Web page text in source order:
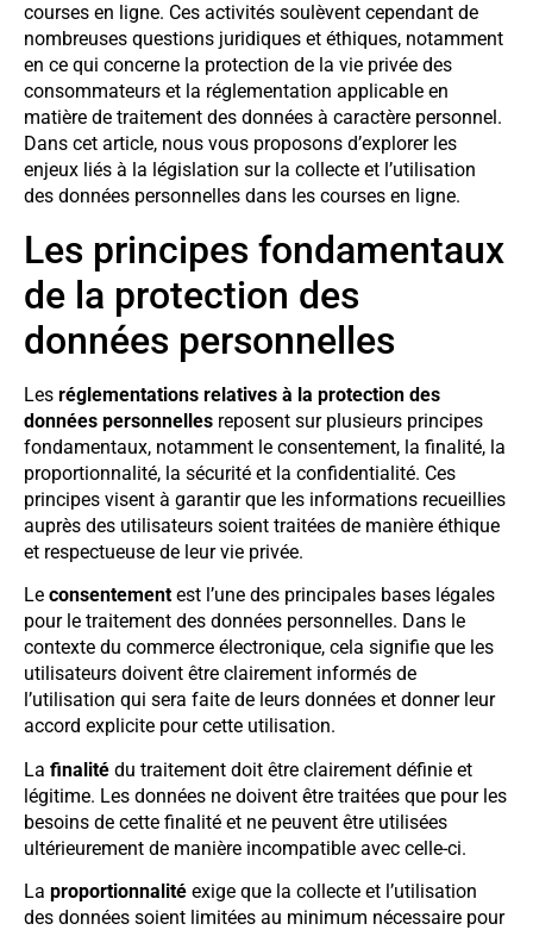
courses en ligne. Ces activités soulèvent cependant de
nombreuses questions juridiques et éthiques, notamment
en ce qui concerne la protection de la vie privée des
consommateurs et la réglementation applicable en
matière de traitement des données à caractère personnel.
Dans cet article, nous vous proposons d’explorer les
enjeux liés à la législation sur la collecte et l’utilisation
des données personnelles dans les courses en ligne.
Les principes fondamentaux
de la protection des
données personnelles
Les réglementations relatives à la protection des
données personnelles reposent sur plusieurs principes
fondamentaux, notamment le consentement, la finalité, la
proportionnalité, la sécurité et la confidentialité. Ces
principes visent à garantir que les informations recueillies
auprès des utilisateurs soient traitées de manière éthique
et respectueuse de leur vie privée.
Le consentement est l’une des principales bases légales
pour le traitement des données personnelles. Dans le
contexte du commerce électronique, cela signifie que les
utilisateurs doivent être clairement informés de
l’utilisation qui sera faite de leurs données et donner leur
accord explicite pour cette utilisation.
La finalité du traitement doit être clairement définie et
légitime. Les données ne doivent être traitées que pour les
besoins de cette finalité et ne peuvent être utilisées
ultérieurement de manière incompatible avec celle-ci.
La proportionnalité exige que la collecte et l’utilisation
des données soient limitées au minimum nécessaire pour